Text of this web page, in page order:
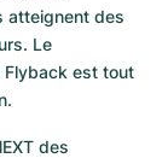
atteignent des
Le
Flyback est tout
des